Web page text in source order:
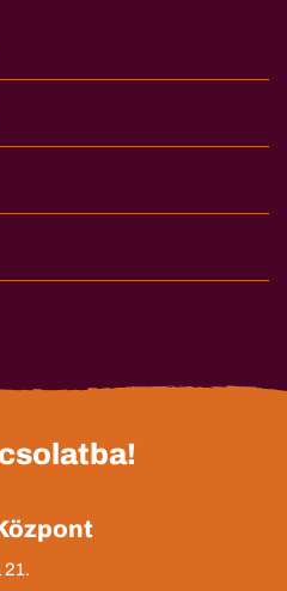
21.